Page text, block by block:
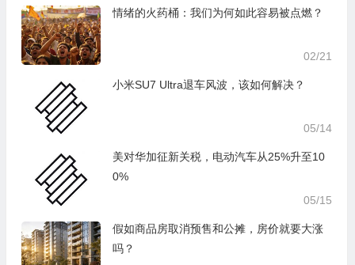
情绪的火药桶：我们为何如此容易被点燃？
02/21
小米SU7 Ultra退车风波，该如何解决？
05/14
美对华加征新关税，电动汽车从25%升至10
0%
05/15
假如商品房取消预售和公摊，房价就要大涨
吗？